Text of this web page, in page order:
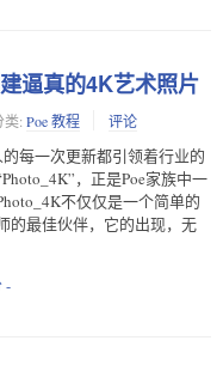
逼真的4K艺术照片
类: Poe 教程 评论
每一次更新都引领着行业的
，正是Poe家族中一
不仅仅是一个简单的
的最佳伙伴，它的出现，无
-